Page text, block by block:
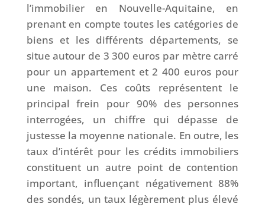
l’immobilier en Nouvelle-Aquitaine, en
prenant en compte toutes les catégories de
biens et les différents départements, se
situe autour de 3 300 euros par mètre carré
pour un appartement et 2 400 euros pour
une maison. Ces coûts représentent le
principal frein pour 90% des personnes
interrogées, un chiffre qui dépasse de
justesse la moyenne nationale. En outre, les
taux d’intérêt pour les crédits immobiliers
constituent un autre point de contention
important, influençant négativement 88%
des sondés, un taux légèrement plus élevé